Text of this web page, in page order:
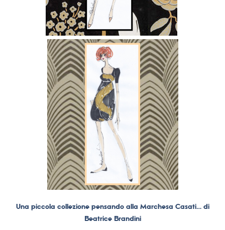
Una piccola collezione pensando alla Marchesa Casati… di
Beatrice Brandini